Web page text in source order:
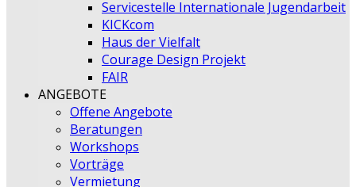
Servicestelle Internationale Jugendarbeit
KICKcom
Haus der Vielfalt
Courage Design Projekt
FAIR
ANGEBOTE
Offene Angebote
Beratungen
Workshops
Vorträge
Vermietung